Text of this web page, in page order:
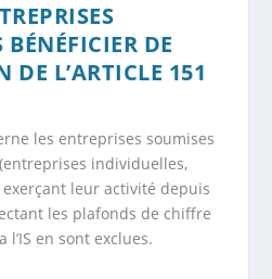
BÉNÉFICIER DE
DE L’ARTICLE 151
les entreprises soumises
individuelles,
leur activité depuis
les plafonds de chiffre
l’IS en sont exclues.